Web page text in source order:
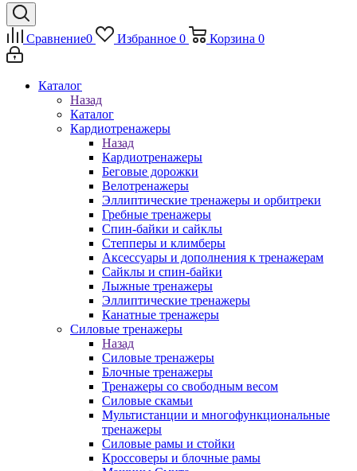
Сравнение0 Избранное 0 Корзина 0
Каталог
Назад
Каталог
Кардиотренажеры
Назад
Кардиотренажеры
Беговые дорожки
Велотренажеры
Эллиптические тренажеры и орбитреки
Гребные тренажеры
Спин-байки и сайклы
Степперы и климберы
Аксессуары и дополнения к тренажерам
Сайклы и спин-байки
Лыжные тренажеры
Эллиптические тренажеры
Канатные тренажеры
Силовые тренажеры
Назад
Силовые тренажеры
Блочные тренажеры
Тренажеры со свободным весом
Силовые скамьи
Мультистанции и многофункциональные
тренажеры
Силовые рамы и стойки
Кроссоверы и блочные рамы